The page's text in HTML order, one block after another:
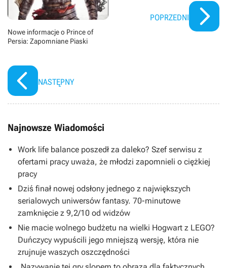
Nowe informacje o Prince of
Persia: Zapomniane Piaski
NASTĘPNY
POPRZEDNI
Najnowsze Wiadomości
Work life balance poszedł za daleko? Szef serwisu z
ofertami pracy uważa, że młodzi zapomnieli o ciężkiej
pracy
Dziś finał nowej odsłony jednego z największych
serialowych uniwersów fantasy. 70-minutowe
zamknięcie z 9,2/10 od widzów
Nie macie wolnego budżetu na wielki Hogwart z LEGO?
Duńczycy wypuścili jego mniejszą wersję, która nie
zrujnuje waszych oszczędności